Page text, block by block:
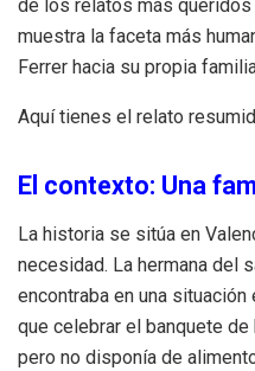
de los relatos más
muestra la faceta más
Ferrer hacia su propia
Aquí tienes el relato
El contexto: Una
La historia se sitúa en
necesidad. La hermana del
encontraba en una
que celebrar el banquete
pero no disponía de